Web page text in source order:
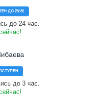
ДО 23:30
до 24 час.
до 3 час.